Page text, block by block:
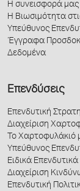
Η συνεισφορά μας
Η Βιωσιμότητα
Υπεύθυνος
Έγγραφα
Δεδομένα
Επενδύσεις
Επενδυτική
Διαχείριση
Το Χαρτοφυλάκιό
Υπεύθυνος
Ειδικά
Διαχείριση
Επενδυτική